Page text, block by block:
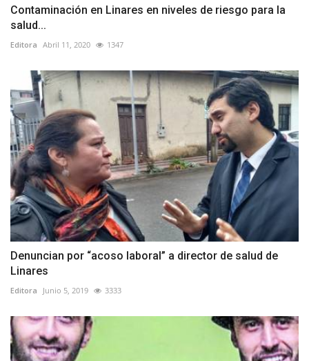
Contaminación en Linares en niveles de riesgo para la
salud...
Editora Abril 11, 2020 1347
Denuncian por “acoso laboral” a director de salud de
Linares
Editora Junio 5, 2019 3333